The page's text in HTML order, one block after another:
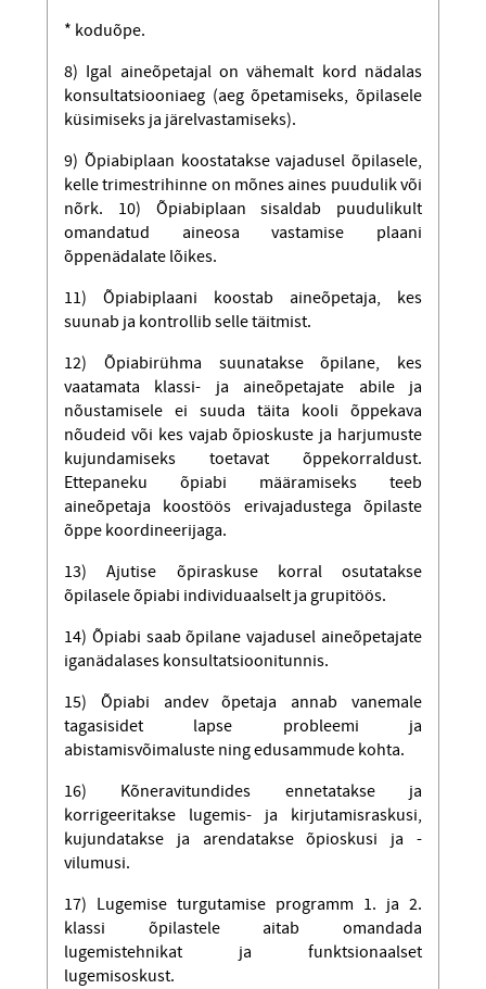
* koduõpe.
8) Igal aineõpetajal on vähemalt kord nädalas
konsultatsiooniaeg (aeg õpetamiseks, õpilasele
küsimiseks ja järelvastamiseks).
9) Õpiabiplaan koostatakse vajadusel õpilasele,
kelle trimestrihinne on mõnes aines puudulik või
nõrk. 10) Õpiabiplaan sisaldab puudulikult
omandatud aineosa vastamise plaani
õppenädalate lõikes.
11) Õpiabiplaani koostab aineõpetaja, kes
suunab ja kontrollib selle täitmist.
12) Õpiabirühma suunatakse õpilane, kes
vaatamata klassi- ja aineõpetajate abile ja
nõustamisele ei suuda täita kooli õppekava
nõudeid või kes vajab õpioskuste ja harjumuste
kujundamiseks toetavat õppekorraldust.
Ettepaneku õpiabi määramiseks teeb
aineõpetaja koostöös erivajadustega õpilaste
õppe koordineerijaga.
13) Ajutise õpiraskuse korral osutatakse
õpilasele õpiabi individuaalselt ja grupitöös.
14) Õpiabi saab õpilane vajadusel aineõpetajate
iganädalases konsultatsioonitunnis.
15) Õpiabi andev õpetaja annab vanemale
tagasisidet lapse probleemi ja
abistamisvõimaluste ning edusammude kohta.
16) Kõneravitundides ennetatakse ja
korrigeeritakse lugemis- ja kirjutamisraskusi,
kujundatakse ja arendatakse õpioskusi ja -
vilumusi.
17) Lugemise turgutamise programm 1. ja 2.
klassi õpilastele aitab omandada
lugemistehnikat ja funktsionaalset
lugemisoskust.